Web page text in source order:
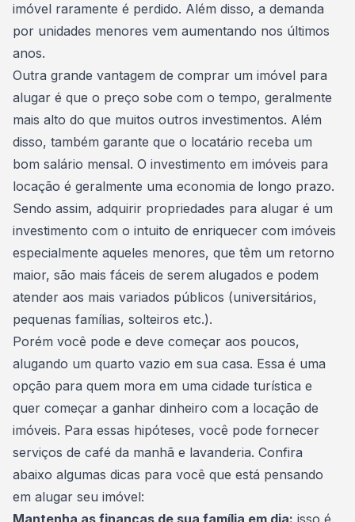
imóvel raramente é perdido. Além disso, a demanda
por unidades menores vem aumentando nos últimos
anos.
Outra grande vantagem de comprar um imóvel para
alugar é que o preço sobe com o tempo, geralmente
mais alto do que muitos outros investimentos. Além
disso, também garante que o locatário receba um
bom salário mensal. O investimento em imóveis para
locação é geralmente uma economia de longo prazo.
Sendo assim, adquirir propriedades para alugar é um
investimento com o intuito de enriquecer com imóveis
especialmente aqueles menores, que têm um retorno
maior, são mais fáceis de serem alugados e podem
atender aos mais variados públicos (universitários,
pequenas famílias, solteiros etc.).
Porém você pode e deve começar aos poucos,
alugando um quarto vazio em sua casa. Essa é uma
opção para quem mora em uma cidade turística e
quer começar a ganhar dinheiro com a locação de
imóveis. Para essas hipóteses, você pode fornecer
serviços de café da manhã e lavanderia. Confira
abaixo algumas dicas para você que está pensando
em alugar seu imóvel:
Mantenha as finanças de sua família em dia: isso é